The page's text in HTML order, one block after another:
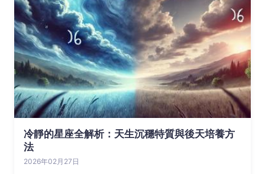
冷靜的星座全解析：天生沉穩特質與後天培養方
法
2026年02月27日